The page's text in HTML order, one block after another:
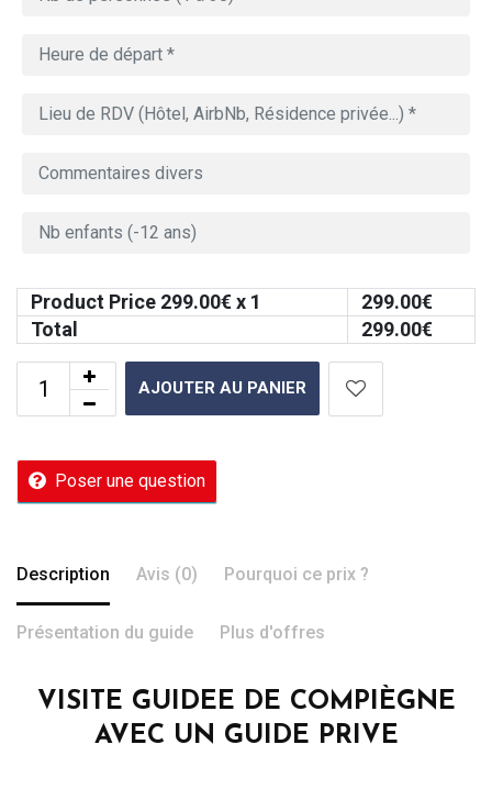
Product Price 299.00€ x 1 299.00€
Total
299.00€
AJOUTER AU PANIER
Poser une question
Description Avis (0) Pourquoi ce prix ?
Présentation du guide Plus d'offres
VISITE GUIDEE DE COMPIÈGNE
AVEC UN GUIDE PRIVE